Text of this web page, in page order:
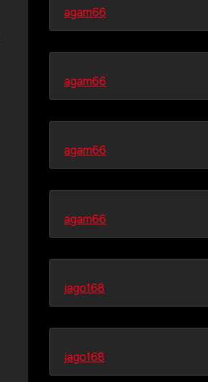
agam66
agam66
agam66
agam66
jago168
jago168